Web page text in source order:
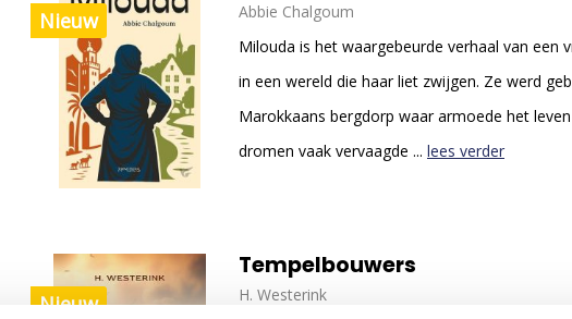
Nieuw
Abbie Chalgoum
Milouda is het waargebeurde verhaal van een
in een wereld die haar liet zwijgen. Ze werd
Marokkaans bergdorp waar armoede het
dromen vaak vervaagde ... lees verder
Nieuw
Tempelbouwers
H. Westerink